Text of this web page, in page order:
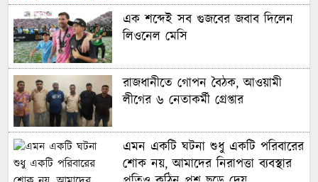
মায়ের পথ ধরে বিশ্বকাপে ছেলে,
গড়লেন ইতিহাস
ইনফান্তিনো বিশ্বকাপ বিক্রি করে
দিয়েছেন: লাম
বিশ্বকাপে টিকে রইল ক্রোয়েশিয়া,
পানামার বিদায়
এক শব্দেই সব গুজবের জবাব দিলেন
লিওনেল মেসি
রাজধানীতে গোপন বৈঠক, আওয়ামী
লীগের ৬ নেতাকর্মী গ্রেপ্তার
এমন একটি ঘটনা শুধু একটি পরিবারের
শোক নয়, আমাদের নিরাপত্তা ব্যবস্থার